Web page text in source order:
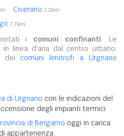
Ciserano 7,2km
7,7km
i comuni confinanti. Le
linea d'aria dal centro urbano.
dei comuni limitrofi a Urgnano
di Urgnano con le indicazioni del
degli impianti termici.
di Bergamo oggi in carica
appartenenza.